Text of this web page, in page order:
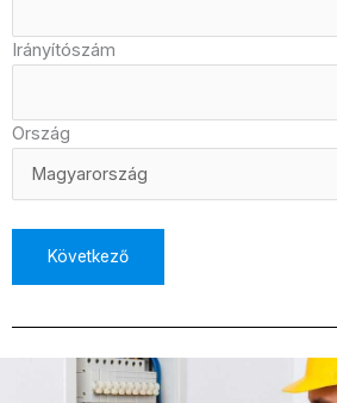
Irányítószám
Ország
Következő